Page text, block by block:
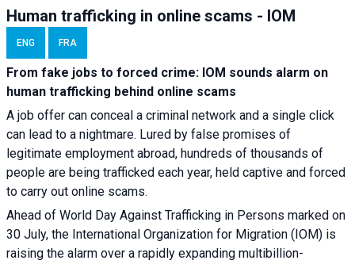
Human trafficking in online scams - IOM
ENG FRA
From fake jobs to forced crime: IOM sounds alarm on
human trafficking behind online scams
A job offer can conceal a criminal network and a single click
can lead to a nightmare. Lured by false promises of
legitimate employment abroad, hundreds of thousands of
people are being trafficked each year, held captive and forced
to carry out online scams.
Ahead of World Day Against Trafficking in Persons marked on
30 July, the International Organization for Migration (IOM) is
raising the alarm over a rapidly expanding multibillion-